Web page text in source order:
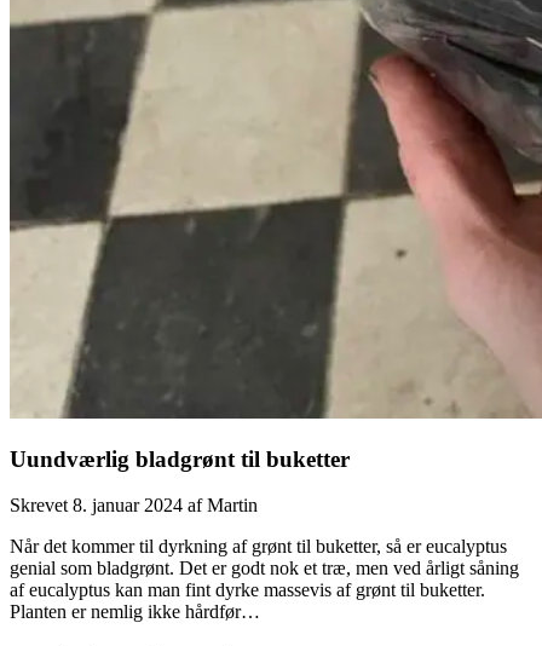
Uundværlig bladgrønt til buketter
Skrevet8. januar 2024 afMartin
Når det kommer til dyrkning af grønt til buketter, så er eucalyptus
genial som bladgrønt. Det er godt nok et træ, men ved årligt såning
af eucalyptus kan man fint dyrke massevis af grønt til buketter.
Planten er nemlig ikke hårdfør…